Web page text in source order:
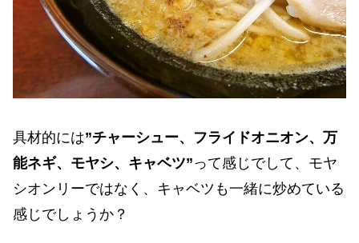
具材的には”チャーシュー、フライドオニオン、万
能ネギ、モヤシ、キャベツ”って感じでして、モヤ
シオンリーではなく、キャベツも一緒に炒めている
感じでしょうか？